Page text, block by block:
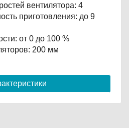
вентилятора: 4
приготовления: до 9
от 0 до 100 %
200 мм